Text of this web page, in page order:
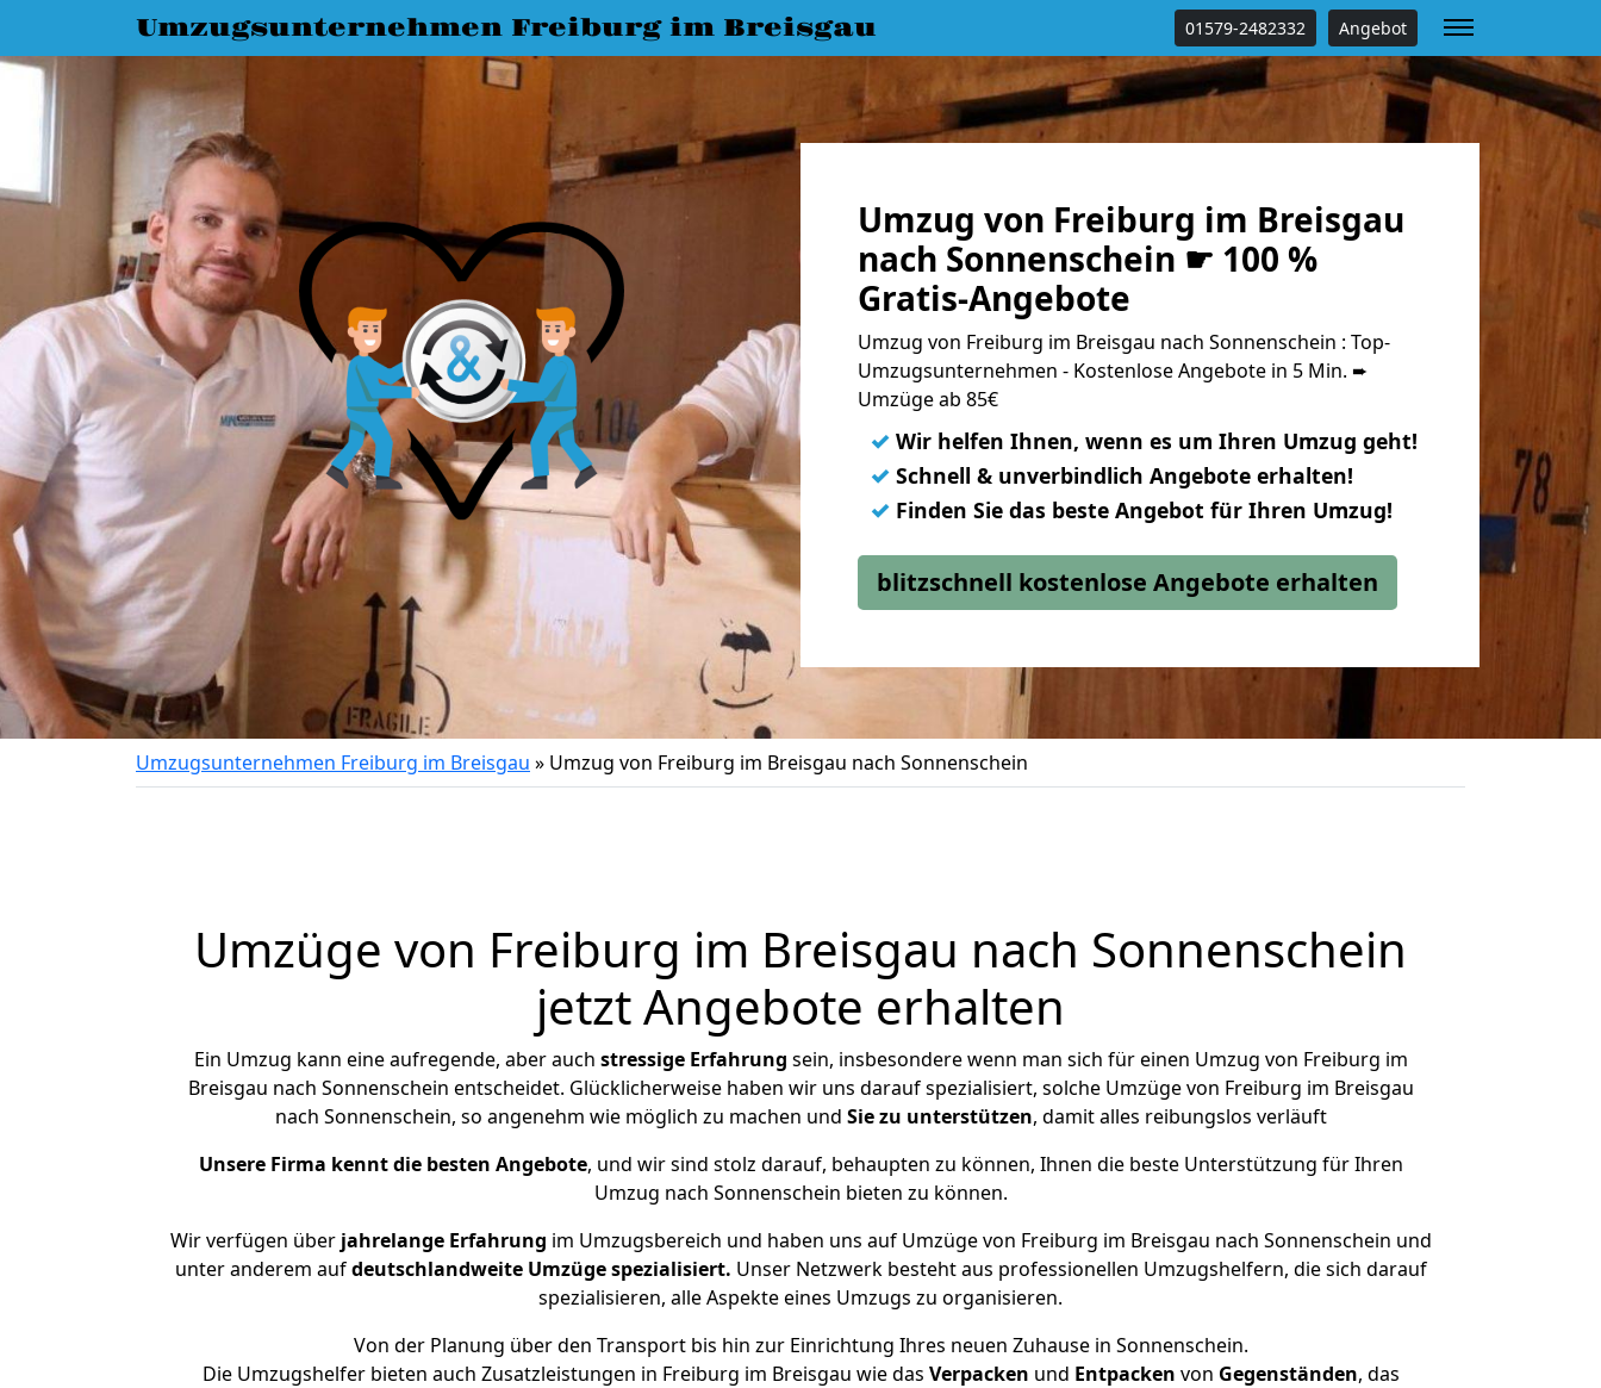
Umzugsunternehmen Freiburg im Breisgau 01579-2482332 Angebot
Umzug von Freiburg im Breisgau
nach Sonnenschein ☛ 100 %
Gratis-Angebote
Umzug von Freiburg im Breisgau nach Sonnenschein : Top-
Umzugsunternehmen - Kostenlose Angebote in 5 Min. ➨
Umzüge ab 85€
✓ Wir helfen Ihnen, wenn es um Ihren Umzug geht!
✓ Schnell & unverbindlich Angebote erhalten!
✓ Finden Sie das beste Angebot für Ihren Umzug!
blitzschnell kostenlose Angebote erhalten
Umzugsunternehmen Freiburg im Breisgau » Umzug von Freiburg im Breisgau nach Sonnenschein
Umzüge von Freiburg im Breisgau nach Sonnenschein
jetzt Angebote erhalten
Ein Umzug kann eine aufregende, aber auch stressige Erfahrung sein, insbesondere wenn man sich für einen Umzug von Freiburg im
Breisgau nach Sonnenschein entscheidet. Glücklicherweise haben wir uns darauf spezialisiert, solche Umzüge von Freiburg im Breisgau
nach Sonnenschein, so angenehm wie möglich zu machen und Sie zu unterstützen, damit alles reibungslos verläuft
Unsere Firma kennt die besten Angebote, und wir sind stolz darauf, behaupten zu können, Ihnen die beste Unterstützung für Ihren
Umzug nach Sonnenschein bieten zu können.
Wir verfügen überjahrelange Erfahrung im Umzugsbereich und haben uns auf Umzüge von Freiburg im Breisgau nach Sonnenschein und
unter anderem aufdeutschlandweite Umzüge spezialisiert. Unser Netzwerk besteht aus professionellen Umzugshelfern, die sich darauf
spezialisieren, alle Aspekte eines Umzugs zu organisieren.
Von der Planung über den Transport bis hin zur Einrichtung Ihres neuen Zuhause in Sonnenschein.
Die Umzugshelfer bieten auch Zusatzleistungen in Freiburg im Breisgau wie das Verpacken und Entpacken von Gegenständen, das